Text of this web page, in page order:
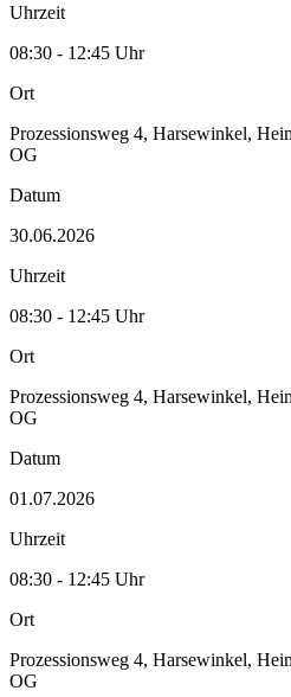
Uhrzeit
08:30 - 12:45 Uhr
Ort
Prozessionsweg 4, Harsewinkel,
OG
Datum
30.06.2026
Uhrzeit
08:30 - 12:45 Uhr
Ort
Prozessionsweg 4, Harsewinkel,
OG
Datum
01.07.2026
Uhrzeit
08:30 - 12:45 Uhr
Ort
Prozessionsweg 4, Harsewinkel,
OG